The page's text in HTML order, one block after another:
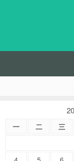
一 二 三